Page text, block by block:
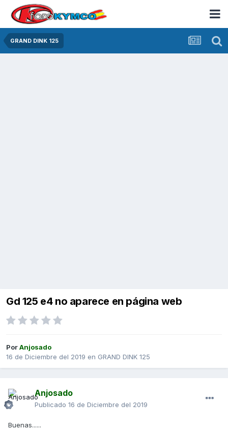
GRAND DINK 125
Gd 125 e4 no aparece en página web
PorAnjosado
16 de Diciembre del 2019 en GRAND DINK 125
Anjosado
Publicado 16 de Diciembre del 2019
Buenas......